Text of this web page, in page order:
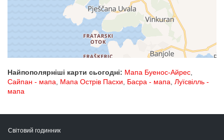
Найпополярніші карти сьогодні: Мапа Буенос-Айрес,
Сайпан - мапа, Мапа Острів Пасхи, Басра - мапа, Луїсвілль -
мапа
Світовий годинник